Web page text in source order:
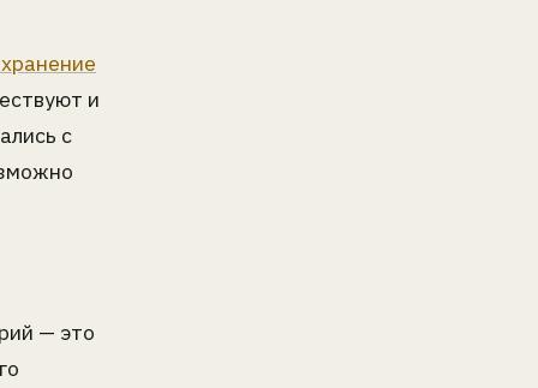
и
с
— это